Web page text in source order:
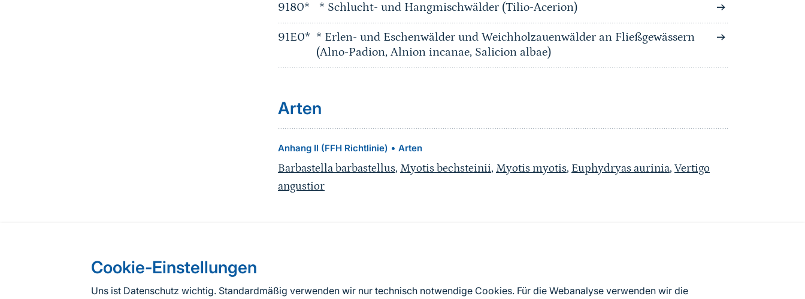
Cookie-Einstellungen
Uns ist Datenschutz wichtig. Standardmäßig verwenden wir nur technisch notwendige Cookies. Für die Webanalyse verwenden wir die
9180* * Schlucht- und Hangmischwälder (Tilio-Acerion)
91E0* * Erlen- und Eschenwälder und Weichholzauenwälder an Fließgewässern
(Alno-Padion, Alnion incanae, Salicion albae)
Arten
Anhang II (FFH Richtlinie) • Arten
Barbastella barbastellus, Myotis bechsteinii, Myotis myotis, Euphydryas aurinia, Vertigo
angustior
Nach Angaben der an die EU übermittelten Standarddatenbögen Deutschlands (Stand: